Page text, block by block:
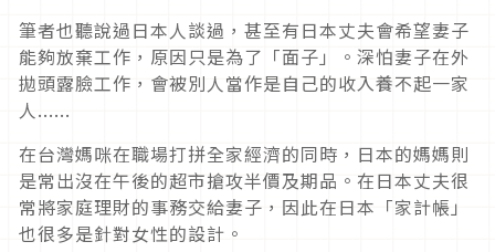
筆者也聽說過日本人談過，甚至有日本丈夫會希望妻子
能夠放棄工作，原因只是為了「面子」。深怕妻子在外
拋頭露臉工作，會被別人當作是自己的收入養不起一家
人......
在台灣媽咪在職場打拼全家經濟的同時，日本的媽媽則
是常出沒在午後的超市搶攻半價及期品。在日本丈夫很
常將家庭理財的事務交給妻子，因此在日本「家計帳」
也很多是針對女性的設計。